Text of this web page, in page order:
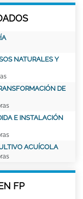
NATURALES Y
DE
E INSTALACIÓN
ACUÍCOLA
FP